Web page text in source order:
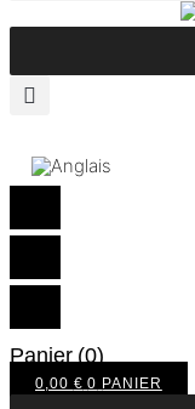
Panier (0)
0,00 € 0 PANIER